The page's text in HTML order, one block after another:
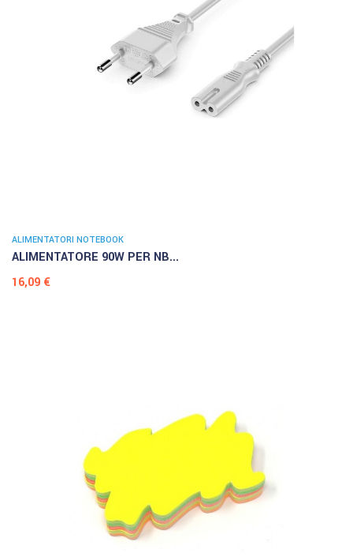
ALIMENTATORI NOTEBOOK
ALIMENTATORE 90W PER NB...
Prezzo
16,09 €